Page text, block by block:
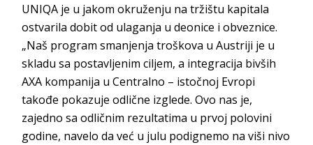
UNIQA je u jakom okruženju na tržištu kapitala
ostvarila dobit od ulaganja u deonice i obveznice.
„Naš program smanjenja troškova u Austriji je u
skladu sa postavljenim ciljem, a integracija bivših
AXA kompanija u Centralno – istočnoj Evropi
takođe pokazuje odlične izglede. Ovo nas je,
zajedno sa odličnim rezultatima u prvoj polovini
godine, navelo da već u julu podignemo na viši nivo